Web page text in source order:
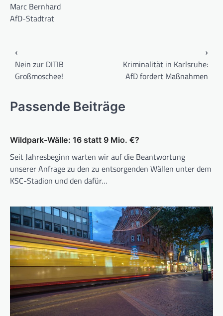
Marc Bernhard
AfD-Stadtrat
Beitragsnavigation
⟵
Nein zur DITIB
Großmoschee!
Kriminalität in Karlsruhe:
AfD fordert Maßnahmen
⟶
Passende Beiträge
Wildpark-Wälle: 16 statt 9 Mio. €?
Seit Jahresbeginn warten wir auf die Beantwortung
unserer Anfrage zu den zu entsorgenden Wällen unter dem
KSC-Stadion und den dafür…